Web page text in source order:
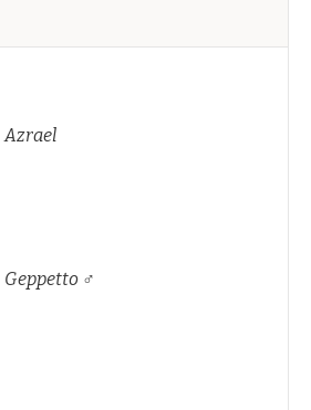
Azrael
Geppetto ♂